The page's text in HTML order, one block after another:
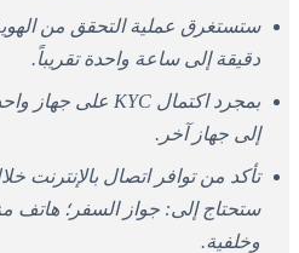
دقيقة إلى ساعة واحدة تقريباً.
إلى جهاز آخر.
ستحتاج إلى: جواز السفر؛ هاتف
وخلفية.